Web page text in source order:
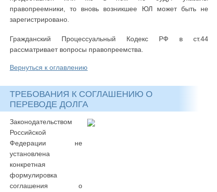
правопреемники, то вновь возникшее ЮЛ может быть не
зарегистрировано.
Гражданский Процессуальный Кодекс РФ в ст.44
рассматривает вопросы правопреемства.
Вернуться к оглавлению
ТРЕБОВАНИЯ К СОГЛАШЕНИЮ О
ПЕРЕВОДЕ ДОЛГА
Законодательством
Российской
Федерации не
установлена
конкретная
формулировка
соглашения о